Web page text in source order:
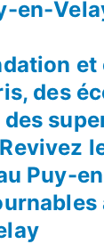
en-
et
des
des
Puy-